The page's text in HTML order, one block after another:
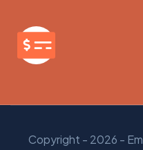
Copyright - 2026 -